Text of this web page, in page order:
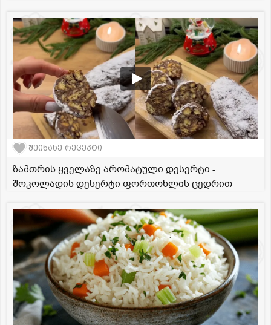
შეინახე რეცეპტი
ზამთრის ყველაზე არომატული დესერტი -
შოკოლადის დესერტი ფორთოხლის ცედრით